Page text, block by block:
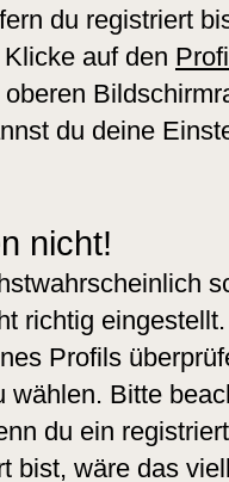
du registriert
auf den
du deine
nicht!
richtig
Profils
wählen. Bitte
du ein
bist, wäre das